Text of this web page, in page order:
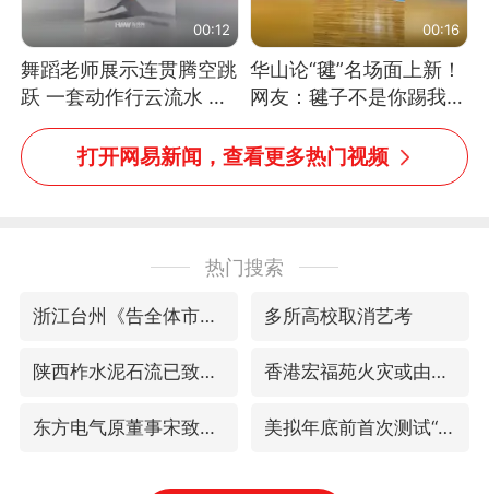
00:12
舞蹈老师展示连贯腾空跳
跃 一套动作行云流水 节
奏感拉满 网友：怎么做
到又舞又武的？
00:16
华山论“毽”名场面上新！
网友：毽子不是你踢我
捡，我踢你捡吗
打开网易新闻，查看更多热门视频
热门搜索
浙江台州《告全体市民书》 多所高校取消艺考
陕西柞水泥石流已致2死 仍有1人失联 香港宏福苑火灾或由烟头引起
东方电气原董事宋致远被查 美拟年底前首次测试“金穹”反导系统